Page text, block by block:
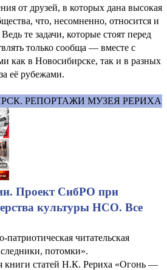
от друзей, в которых дана высокая
что, несомненно, относится и
те задачи, которые стоят перед
только сообща — вместе с
как в Новосибирске, так и в разных
её рубежами.
РЕПОРТАЖИ МУЗЕЯ РЕРИХА
Проект СибРО при
культуры НСО. Все
патриотическая читательская
потомки».
книги статей Н.К. Рериха «Огонь —